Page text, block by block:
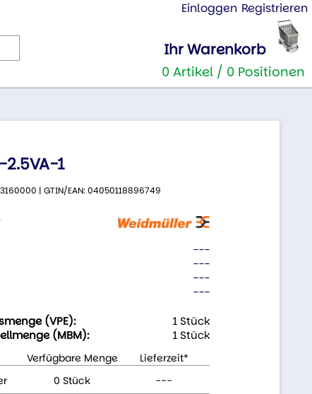
Einloggen Registrieren
Ihr Warenkorb
0 Artikel / 0 Positionen
1
| GTIN/EAN: 04050118896749
---
---
---
---
(VPE):
1 Stück
(MBM):
1 Stück
Verfügbare Menge
Lieferzeit*
0 Stück ---